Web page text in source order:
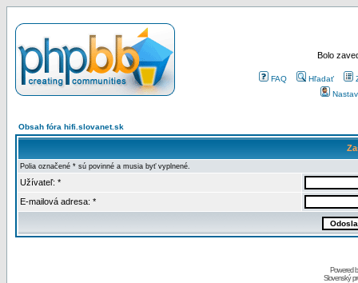
Bolo
FAQ Hľadať
Obsah fóra hifi.slovanet.sk
Polia označené * sú povinné a musia byť vyplnené.
Užívateľ: *
E-mailová adresa: *
Powered
Slovenský